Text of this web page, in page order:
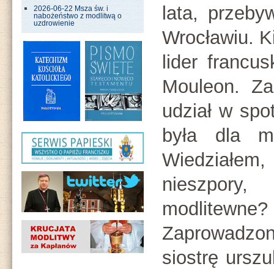
2026-06-22 Msza św. i
nabożeństwo z modlitwą o
uzdrowienie
lata,
Wrocławiu.
lider
Mouleon.
udział w
była dla
siostrę